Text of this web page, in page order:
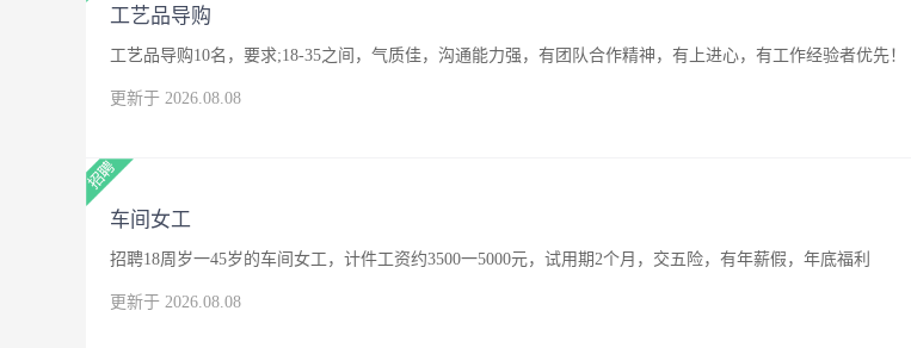
工艺品导购
工艺品导购10名，要求;18-35之间，气质佳，沟通能力强，有团队合作精神，有上进心，有工作经验者优先！
更新于 2026.08.08
车间女工
招聘18周岁一45岁的车间女工，计件工资约3500一5000元，试用期2个月，交五险，有年薪假，年底福利
更新于 2026.08.08